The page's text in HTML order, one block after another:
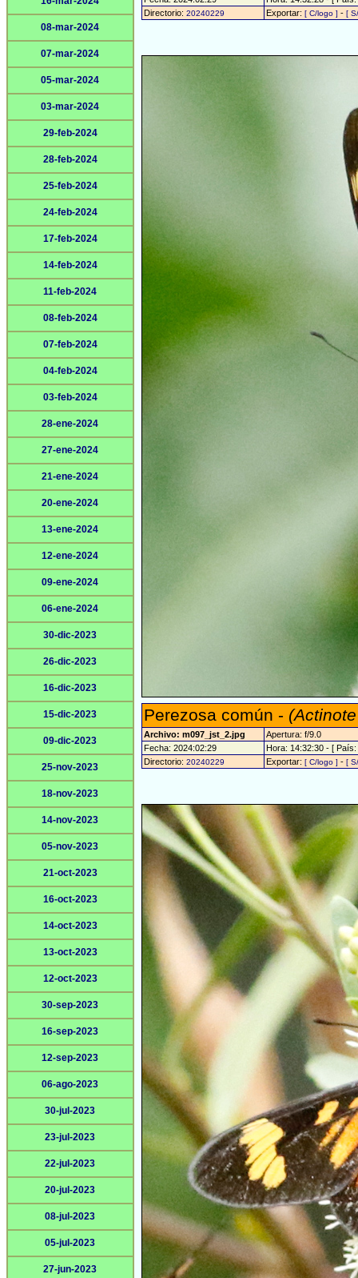
08-mar-2024
07-mar-2024
05-mar-2024
03-mar-2024
29-feb-2024
28-feb-2024
25-feb-2024
24-feb-2024
17-feb-2024
14-feb-2024
11-feb-2024
08-feb-2024
07-feb-2024
04-feb-2024
03-feb-2024
28-ene-2024
27-ene-2024
21-ene-2024
20-ene-2024
13-ene-2024
12-ene-2024
09-ene-2024
06-ene-2024
30-dic-2023
26-dic-2023
16-dic-2023
15-dic-2023
09-dic-2023
25-nov-2023
18-nov-2023
14-nov-2023
05-nov-2023
21-oct-2023
16-oct-2023
14-oct-2023
13-oct-2023
12-oct-2023
30-sep-2023
16-sep-2023
12-sep-2023
06-ago-2023
30-jul-2023
23-jul-2023
22-jul-2023
20-jul-2023
08-jul-2023
05-jul-2023
27-jun-2023
Directorio: 20240229 Exportar: [ C/logo ] - [
Perezosa común -
Archivo: m097_jst_2.jpg
Apertura: f/9.0
Fecha: 2024:02:29
Hora: 14:32:30 - [ País:
Directorio: 20240229 Exportar: [ C/logo ] - [